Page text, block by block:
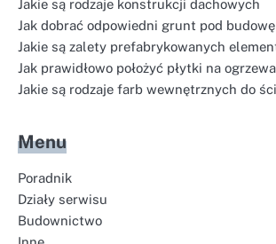
Jakie są rodzaje konstrukcji dachowych
Jak dobrać odpowiedni grunt pod
Jakie są zalety prefabrykowanych
Jak prawidłowo położyć płytki na
Jakie są rodzaje farb wewnętrznych do
Menu
Poradnik
Działy serwisu
Budownictwo